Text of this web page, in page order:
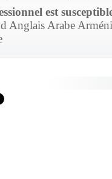
est
Anglais Arabe